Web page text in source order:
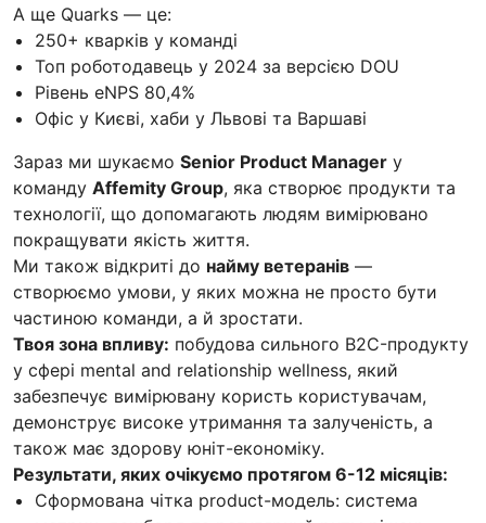
А ще Quarks — це:
250+ кварків у команді
Топ роботодавець у 2024 за версією DOU
Рівень eNPS 80,4%
Офіс у Києві, хаби у Львові та Варшаві
Зараз ми шукаємо Senior Product Manager у
команду Affemity Group, яка створює продукти та
технології, що допомагають людям вимірювано
покращувати якість життя.
Ми також відкриті до найму ветеранів —
створюємо умови, у яких можна не просто бути
частиною команди, а й зростати.
Твоя зона впливу: побудова сильного B2C-продукту
у сфері mental and relationship wellness, який
забезпечує вимірювану користь користувачам,
демонструє високе утримання та залученість, а
також має здорову юніт-економіку.
Результати, яких очікуємо протягом 6-12 місяців:
Сформована чітка product-модель: система